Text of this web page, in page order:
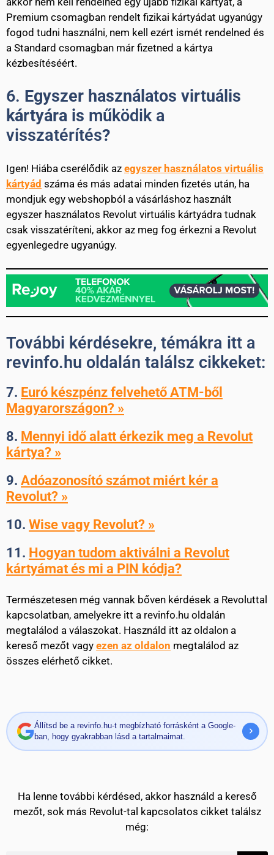
Premium csomagban rendelt fizikai kártyádat ugyanúgy
fogod tudni használni, nem kell ezért ismét rendelned és
a Standard csomagban már fizetned a kártya
kézbesítéséért.
6. Egyszer használatos virtuális
kártyára is működik a
visszatérítés?
Igen! Hiába cserélődik az egyszer használatos virtuális
kártyád száma és más adatai minden fizetés után, ha
mondjuk egy webshopból a vásárláshoz használt
egyszer használatos Revolut virtuális kártyádra tudnak
csak visszatéríteni, akkor az meg fog érkezni a Revolut
egyenlegedre ugyanúgy.
További kérdésekre, témákra itt a
revinfo.hu oldalán találsz cikkeket:
7. Euró készpénz felvehető ATM-ből
Magyarországon? »
8. Mennyi idő alatt érkezik meg a Revolut
kártya? »
9. Adóazonosító számot miért kér a
Revolut? »
10. Wise vagy Revolut? »
11. Hogyan tudom aktiválni a Revolut
kártyámat és mi a PIN kódja?
Természetesen még vannak bőven kérdések a Revoluttal
kapcsolatban, amelyekre itt a revinfo.hu oldalán
megtalálod a válaszokat. Használd itt az oldalon a
kereső mezőt vagy ezen az oldalon megtalálod az
összes elérhető cikket.
Állítsd be a revinfo.hu-t megbízható forrásként a Google-
ban, hogy gyakrabban lásd a tartalmaimat.
Ha lenne további kérdésed, akkor használd a kereső
mezőt, sok más Revolut-tal kapcsolatos cikket találsz
még: